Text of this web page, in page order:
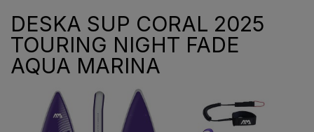
DESKA SUP CORAL 2025
TOURING NIGHT FADE
AQUA MARINA